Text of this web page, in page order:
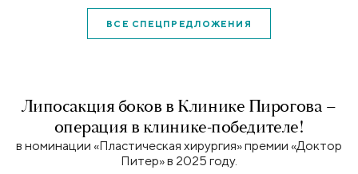
ВСЕ СПЕЦПРЕДЛОЖЕНИЯ
Липосакция боков в Клинике Пирогова –
операция в клинике-победителе!
в номинации «Пластическая хирургия» премии «Доктор
Питер» в 2025 году.